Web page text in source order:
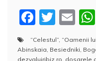
F
a
c
T
w
itt
E
m
ai
“Celestul”, “Oamenii
Abinskaia, Besiedniki,
dezvaluiribiz.ro, dosarele